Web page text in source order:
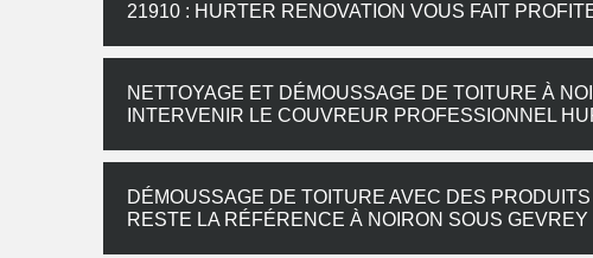
21910 : HURTER RENOVATION VOUS FAIT
NETTOYAGE ET DÉMOUSSAGE DE TOITURE À
INTERVENIR LE COUVREUR PROFESSIONNEL
DÉMOUSSAGE DE TOITURE AVEC DES
RESTE LA RÉFÉRENCE À NOIRON SOUS GEVREY